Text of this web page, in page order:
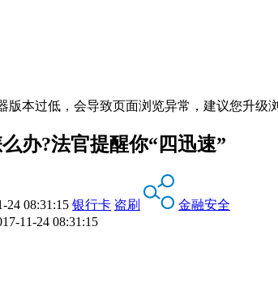
版本过低，会导致页面浏览异常，建议您升级
办?法官提醒你“四迅速”
24 08:31:15 银行卡 盗刷
金融安全
11-24 08:31:15